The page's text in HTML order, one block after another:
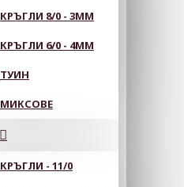
КРЪГЛИ 8/0 - 3MM
КРЪГЛИ 6/0 - 4MM
ТУИН
МИКСОВЕ
КРЪГЛИ - 11/0